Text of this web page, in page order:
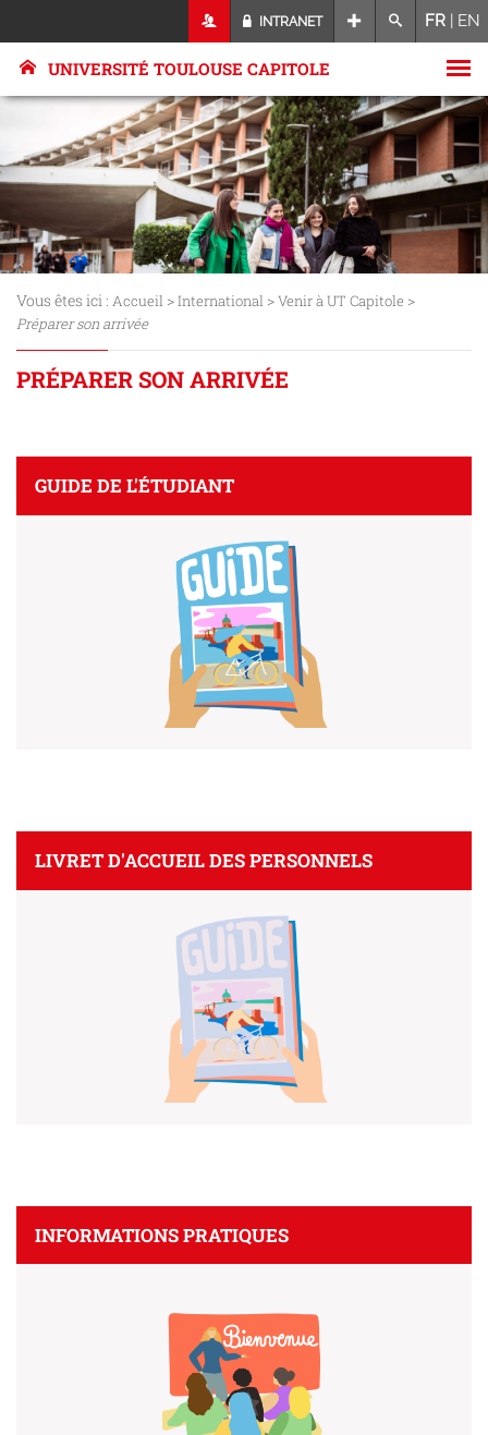
INTRANET FR | EN
UNIVERSITÉ TOULOUSE CAPITOLE
Vous êtes ici : Accueil >International >Venir à UT Capitole >
Préparer son arrivée
PRÉPARER SON ARRIVÉE
GUIDE DE L'ÉTUDIANT
LIVRET D'ACCUEIL DES PERSONNELS
INFORMATIONS PRATIQUES